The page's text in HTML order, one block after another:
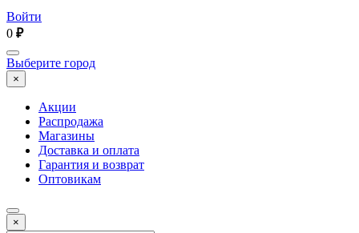
Войти
0 ₽
Выберите город
×
Акции
Распродажа
Магазины
Доставка и оплата
Гарантия и возврат
Оптовикам
×